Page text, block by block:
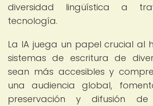
diversidad lingüística a
tecnología.
La IA juega un papel crucial al
sistemas de escritura de
sean más accesibles y
una audiencia global,
preservación y difusión